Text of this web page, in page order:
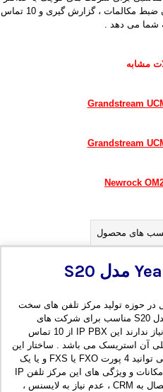
4 خط شهری و 20 داخلی است که امکان ضبط مکالمات ، گزارش گیری و 10 تماس
شما می دهد .
مشابه
های محصول
مدل S20
در حوزه تولید مرکز تلفن های سخت
افزاری تحت شبکه IP PBX است . مدل S20 مناسب برای شرکت های
کوچک است که به بیش از 20 داخلی نیاز ندارند این IP PBX از 10 تماس
آن استریسک می باشد . ساختار این
IP PBX به صورت ماژولار است که می توانید 4 پورت FXO یا FXS و یا یک
ماژول GSM به آن اضافه نمایید . از امکانات و ویژگی های این مرکز تلفن IP
می توان به ضبط مکالمات ، امکان اتصال به CRM ، عدم نیاز به لایسنس ،